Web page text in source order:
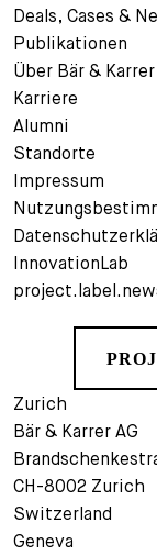
Deals, Cases &
Publikationen
Über Bär & Karrer
Karriere
Alumni
Standorte
Impressum
InnovationLab
Zurich
Bär & Karrer AG
CH-8002 Zurich
Switzerland
Geneva